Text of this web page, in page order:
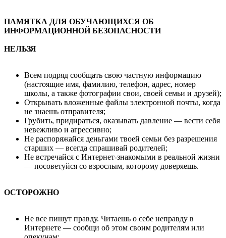
ПАМЯТКА ДЛЯ ОБУЧАЮЩИХСЯ ОБ
ИНФОРМАЦИОННОЙ БЕЗОПАСНОСТИ
НЕЛЬЗЯ
Всем подряд сообщать свою частную информацию
(настоящие имя, фамилию, телефон, адрес, номер
школы, а также фотографии свои, своей семьи и друзей);
Открывать вложенные файлы электронной почты, когда
не знаешь отправителя;
Грубить, придираться, оказывать давление — вести себя
невежливо и агрессивно;
Не распоряжайся деньгами твоей семьи без разрешения
старших — всегда спрашивай родителей;
Не встречайся с Интернет-знакомыми в реальной жизни
— посоветуйся со взрослым, которому доверяешь.
ОСТОРОЖНО
Не все пишут правду. Читаешь о себе неправду в
Интернете — сообщи об этом своим родителям или